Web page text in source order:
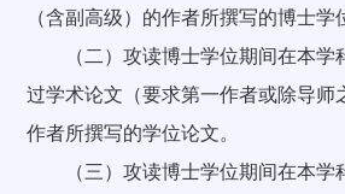
（含副高级）的作者所撰写的博士学
（二）攻读博士学位期间在本学
过学术论文（要求第一作者或除导师
作者所撰写的学位论文。
（三）攻读博士学位期间在本学